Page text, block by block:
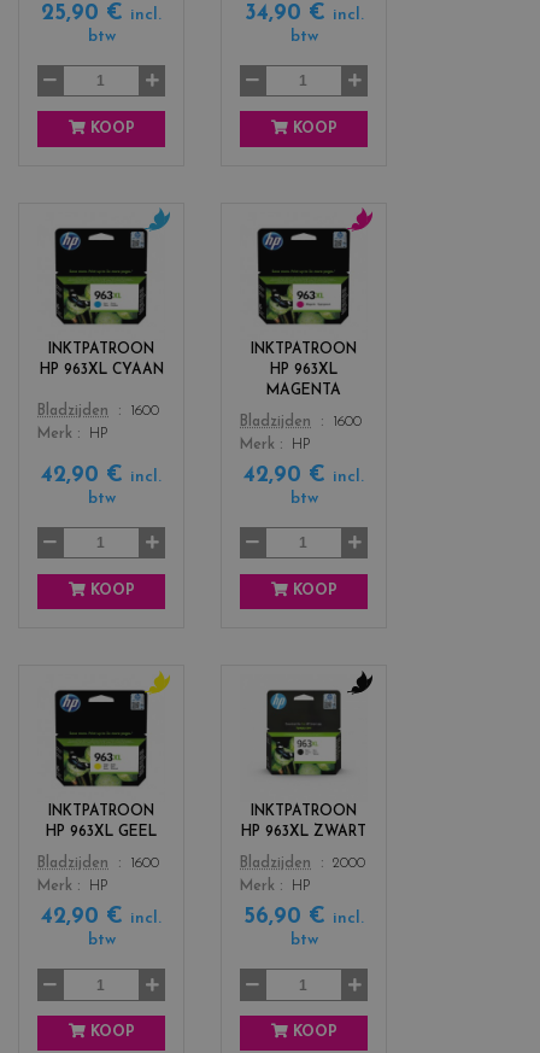
l
w
25,90 €
incl.
btw
KOOP
a
34,90 €
incl.
btw
KOOP
INKTPATROON
HP 963XL CYAAN
Color
c
o
l
o
r
s
c
n
Bladzijden
1600
Merk
HP
42,90 €
incl.
btw
KOOP
INKTPATROON
HP 963XL
MAGENTA
Color
c
o
l
o
r
a
e
a
Bladzijden
1600
Merk
HP
42,90 €
incl.
btw
KOOP
INKTPATROON
HP 963XL GEEL
Color
c
o
l
o
r
s
y
l
w
Bladzijden
1600
Merk
HP
42,90 €
incl.
btw
KOOP
INKTPATROON
HP 963XL ZWART
Color
r
s
b
a
Bladzijden
2000
Merk
HP
56,90 €
incl.
btw
KOOP